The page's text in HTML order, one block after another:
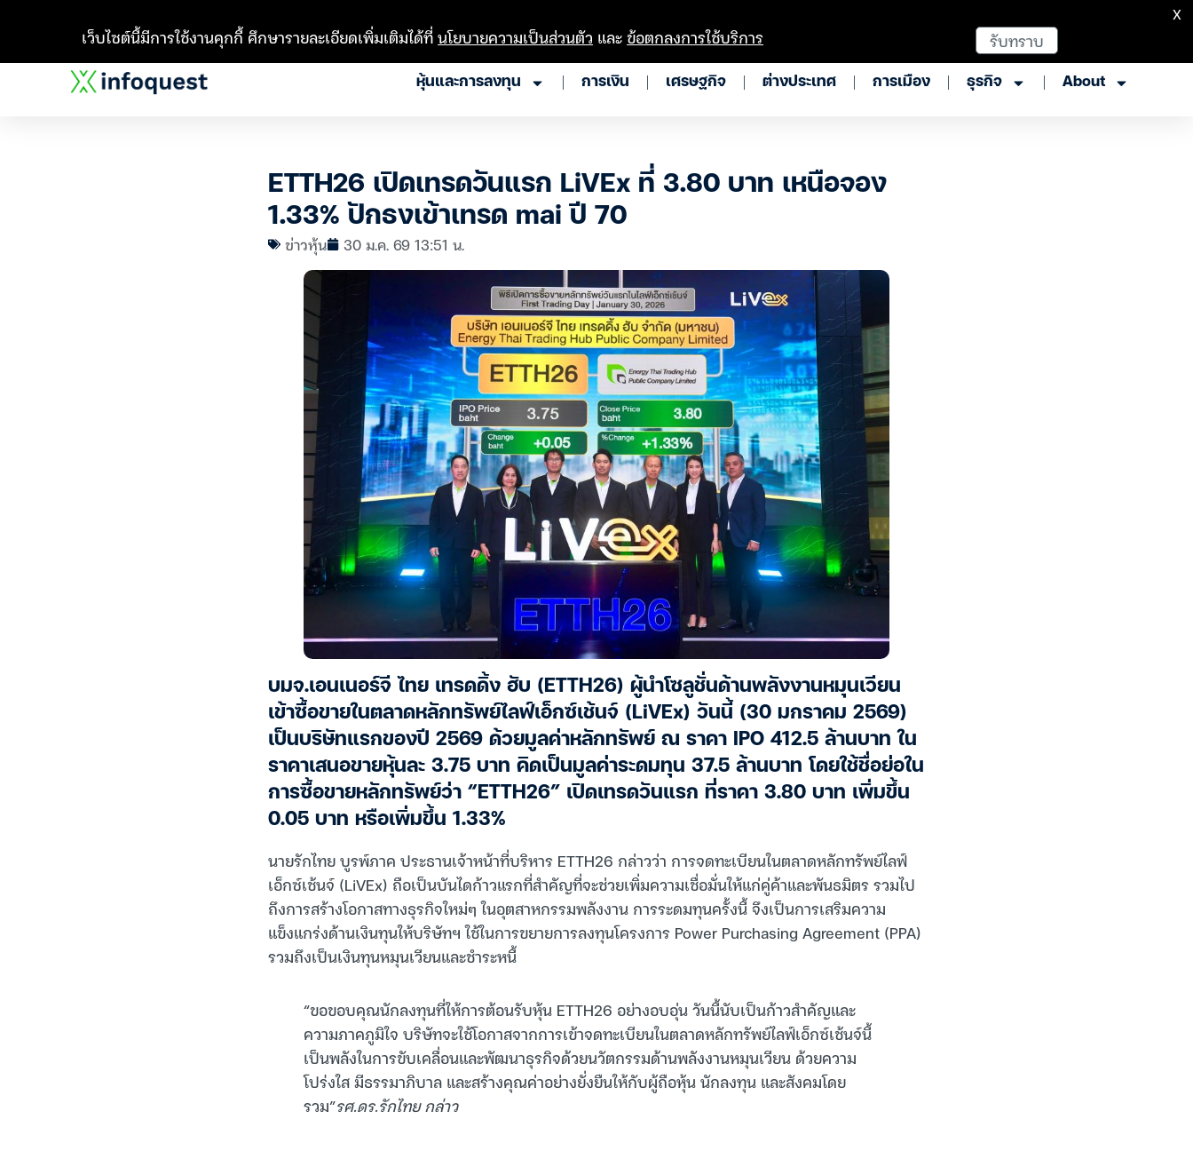
หุ้นและการลงทุน การเงิน เศรษฐกิจ ต่างประเทศ การเมือง ธุรกิจ About
ETTH26 เปิดเทรดวันแรก LiVEx ที่ 3.80 บาท เหนือจอง
1.33% ปักธงเข้าเทรด mai ปี 70
ข่าวหุ้น 30 ม.ค. 69 13:51 น.
บมจ.เอนเนอร์จี ไทย เทรดดิ้ง ฮับ (ETTH26) ผู้นำโซลูชั่นด้านพลังงานหมุนเวียน
เข้าซื้อขายในตลาดหลักทรัพย์ไลฟ์เอ็กซ์เช้นจ์ (LiVEx) วันนี้ (30 มกราคม 2569)
เป็นบริษัทแรกของปี 2569 ด้วยมูลค่าหลักทรัพย์ ณ ราคา IPO 412.5 ล้านบาท ใน
ราคาเสนอขายหุ้นละ 3.75 บาท คิดเป็นมูลค่าระดมทุน 37.5 ล้านบาท โดยใช้ชื่อย่อใน
การซื้อขายหลักทรัพย์ว่า “ETTH26” เปิดเทรดวันแรก ที่ราคา 3.80 บาท เพิ่มขึ้น
0.05 บาท หรือเพิ่มขึ้น 1.33%
นายรักไทย บูรพ์ภาค ประธานเจ้าหน้าที่บริหาร ETTH26 กล่าวว่า การจดทะเบียนในตลาดหลักทรัพย์ไลฟ์
เอ็กซ์เช้นจ์ (LiVEx) ถือเป็นบันไดก้าวแรกที่สำคัญที่จะช่วยเพิ่มความเชื่อมั่นให้แก่คู่ค้าและพันธมิตร รวมไป
ถึงการสร้างโอกาสทางธุรกิจใหม่ๆ ในอุตสาหกรรมพลังงาน การระดมทุนครั้งนี้ จึงเป็นการเสริมความ
แข็งแกร่งด้านเงินทุนให้บริษัทฯ ใช้ในการขยายการลงทุนโครงการ Power Purchasing Agreement (PPA)
รวมถึงเป็นเงินทุนหมุนเวียนและชำระหนี้
“ขอขอบคุณนักลงทุนที่ให้การต้อนรับหุ้น ETTH26 อย่างอบอุ่น วันนี้นับเป็นก้าวสำคัญและ
ความภาคภูมิใจ บริษัทจะใช้โอกาสจากการเข้าจดทะเบียนในตลาดหลักทรัพย์ไลฟ์เอ็กซ์เช้นจ์นี้
เป็นพลังในการขับเคลื่อนและพัฒนาธุรกิจด้วยนวัตกรรมด้านพลังงานหมุนเวียน ด้วยความ
โปร่งใส มีธรรมาภิบาล และสร้างคุณค่าอย่างยั่งยืนให้กับผู้ถือหุ้น นักลงทุน และสังคมโดย
รวม”รศ.ดร.รักไทย กล่าว
เว็บไซต์นี้มีการใช้งานคุกกี้ ศึกษารายละเอียดเพิ่มเติมได้ที่นโยบายความเป็นส่วนตัว และข้อตกลงการใช้บริการ รับทราบ
X